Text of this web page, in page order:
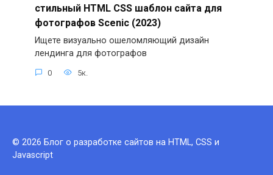
стильный HTML CSS шаблон сайта для
фотографов Scenic (2023)
Ищете визуально ошеломляющий дизайн
лендинга для фотографов
0 5к.
© 2026 Блог о разработке сайтов на HTML, CSS и
Javascript